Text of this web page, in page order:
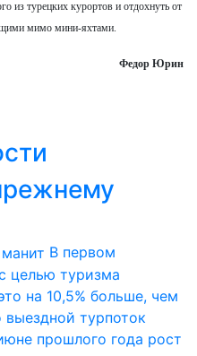
из турецких курортов и отдохнуть от
мимо мини-яхтами.
Федор Юрин
В первом
целью туризма
на 10,5% больше, чем
турпоток
прошлого года рост